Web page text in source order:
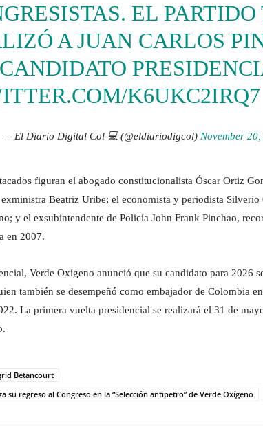
EL
A JUAN CARLOS
K6UKC2IRQ7
— El Diario Digital Col 💻 (@eldiariodigcol) November
figuran el abogado constitucionalista Óscar Ortiz
exministra Beatriz Uribe; el economista y periodista
y el exsubintendente de Policía John Frank Pinchao,
en 2007.
Verde Oxígeno anunció que su candidato para 2026
también se desempeñó como embajador de Colombia
La primera vuelta presidencial se realizará el 31 de
Betancourt
su regreso al Congreso en la “Selección antipetro” de Verde Oxígeno